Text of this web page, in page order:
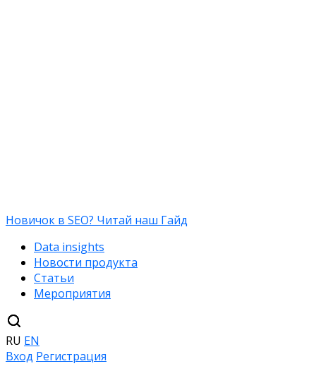
Новичок в SEO? Читай наш Гайд
Data insights
Новости продукта
Статьи
Мероприятия
RU EN
Вход Регистрация